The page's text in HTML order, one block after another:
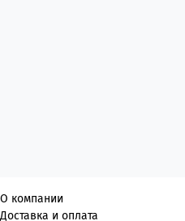
О компании
Доставка и оплата